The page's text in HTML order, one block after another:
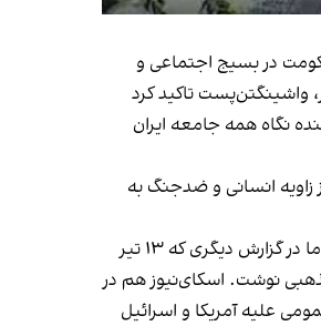
سنجش توان حکومت در بسیج اجتماعی و
تاکید کرد
نگاه همه جامعه ایران
از زاویه انسانی و ضدجنگ به
گاردین هم تصویر دوگانه‌ای ارائه کرد. در یکی از گزارش‌های این روزنامه از سومین روز مراسم، غیبت مجتبی و درخواست‌ها برای مرگ ترامپ برجسته شد؛ اما در گزارش دیگری که ۱۳ تیر
نوشت. اسکای‌نیوز هم در
علیه آمریکا و اسرائیل